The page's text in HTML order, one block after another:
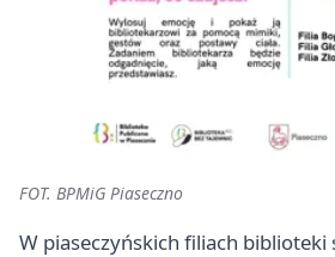
FOT. BPMiG Piaseczno
W piaseczyńskich filiach biblioteki